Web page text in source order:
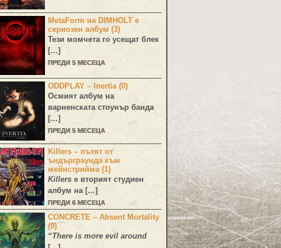
MetaForm на DIMHOLT е
сериозен албум (3)
Тези момчета го усещат блек
[…]
ПРЕДИ 5 МЕСЕЦА
ODDPLAY – Inertia (0)
Осмият албум на
варненската стоунър банда
[…]
ПРЕДИ 5 МЕСЕЦА
Killers – пътят от
ъндърграунда към
мейнстрийма (1)
Killers е вторият студиен
албум на […]
ПРЕДИ 6 МЕСЕЦА
CONCRETE – Absent Mortality
(0)
“There is more evil around